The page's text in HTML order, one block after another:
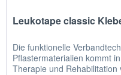
Leukotape classic
Die funktionelle
Pflastermaterialien kommt
Therapie und Rehabilitation